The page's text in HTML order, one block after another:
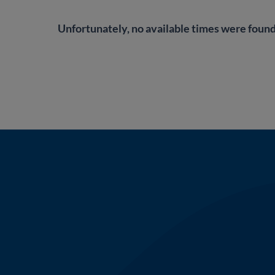
Unfortunately, no available times were